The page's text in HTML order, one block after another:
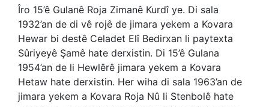
Îro 15’ê Gulanê Roja Zimanê Kurdî ye. Di sala
1932’an de di vê rojê de jimara yekem a Kovara
Hewar bi destê Celadet Elî Bedirxan li paytexta
Sûriyeyê Şamê hate derxistin. Di 15’ê Gulana
1954’an de li Hewlêrê jimara yekem a Kovara
Hetaw hate derxistin. Her wiha di sala 1963’an de
jimara yekem a Kovara Roja Nû li Stenbolê hate